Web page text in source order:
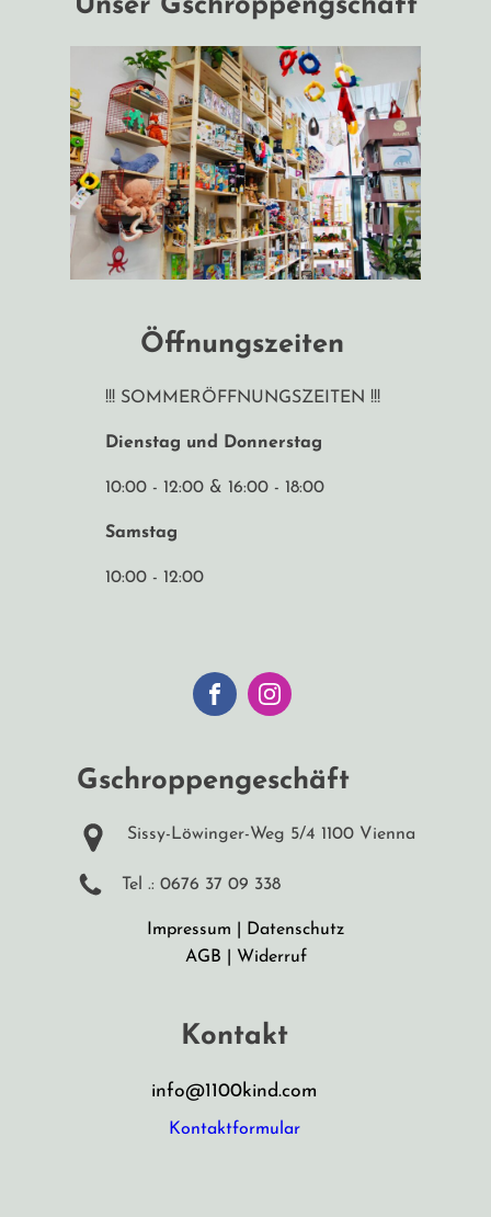
Unser Gschroppengschäft
Öffnungszeiten
!!! SOMMERÖFFNUNGSZEITEN !!!
Dienstag und Donnerstag
10:00 - 12:00 & 16:00 - 18:00
Samstag
10:00 - 12:00
Gschroppengeschäft
Sissy-Löwinger-Weg 5/4 1100 Vienna
Tel .: 0676 37 09 338
Impressum
Datenschutz
AGB
Widerruf
Kontakt
info@1100kind.com
Kontaktformular